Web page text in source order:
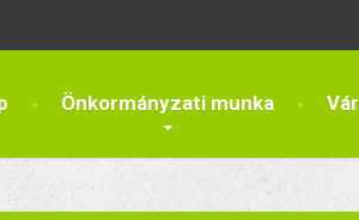
Önkormányzati munka